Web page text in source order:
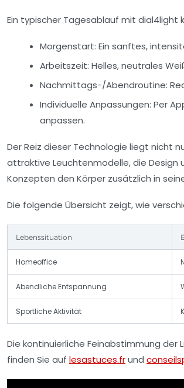
Ein typischer Tagesablauf mit
Morgenstart: Ein sanftes,
Arbeitszeit: Helles, neutrales
Nachmittags-/Abendroutine:
Individuelle Anpassungen: Per
anpassen.
Der Reiz dieser Technologie liegt nicht
attraktive Leuchtenmodelle, die Design
Konzepten den Körper zusätzlich in
Die folgende Übersicht zeigt, wie
Lebenssituation
Homeoffice
Abendliche Entspannung
Sportliche Aktivität
Die kontinuierliche Feinabstimmung
finden Sie auf lesastuces.frund